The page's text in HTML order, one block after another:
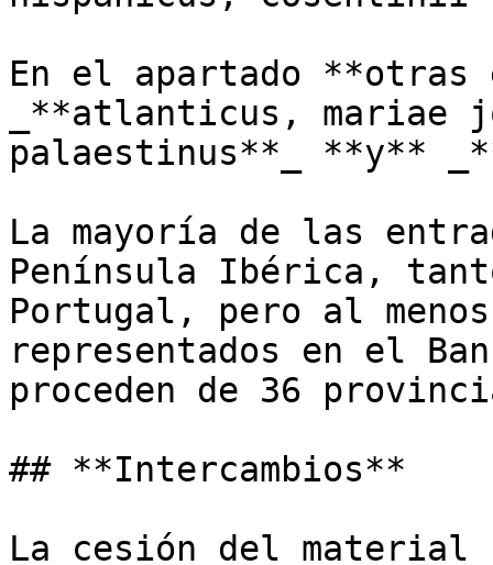
En el apartado **otras
_**atlanticus, mariae
palaestinus**_ **y**
La mayoría de las
Península Ibérica,
Portugal, pero al
representados en el
proceden de 36
## **Intercambios**
La cesión del material